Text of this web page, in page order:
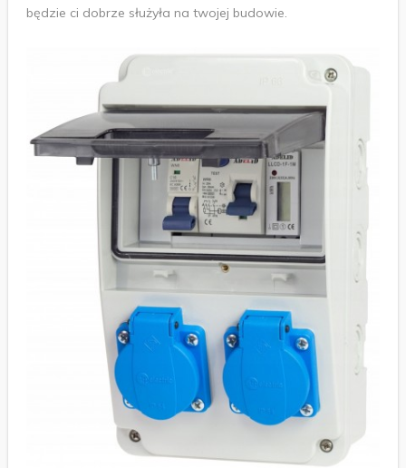
będzie ci dobrze służyła na twojej budowie.